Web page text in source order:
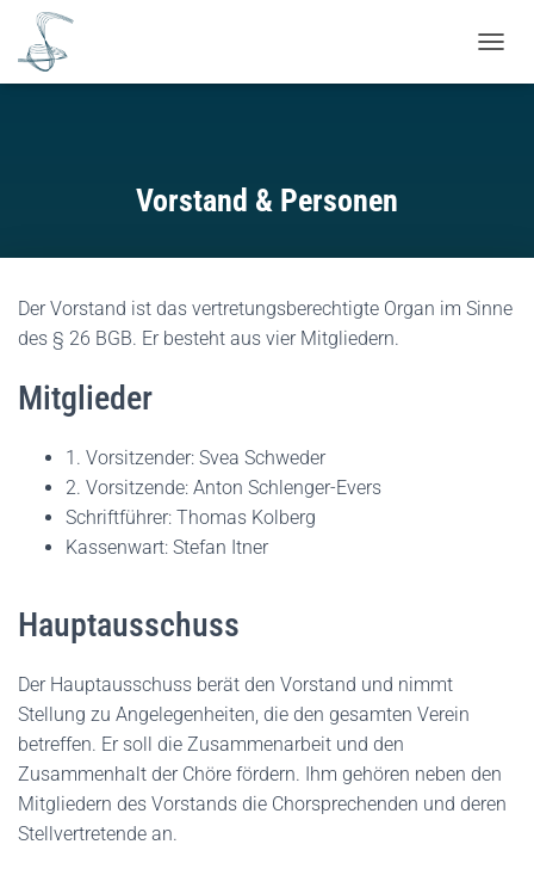
Vorstand & Personen
Der Vorstand ist das vertretungsberechtigte Organ im Sinne
des § 26 BGB. Er besteht aus vier Mitgliedern.
Mitglieder
1. Vorsitzender: Svea Schweder
2. Vorsitzende: Anton Schlenger-Evers
Schriftführer: Thomas Kolberg
Kassenwart: Stefan Itner
Hauptausschuss
Der Hauptausschuss berät den Vorstand und nimmt
Stellung zu Angelegenheiten, die den gesamten Verein
betreffen. Er soll die Zusammenarbeit und den
Zusammenhalt der Chöre fördern. Ihm gehören neben den
Mitgliedern des Vorstands die Chorsprechenden und deren
Stellvertretende an.